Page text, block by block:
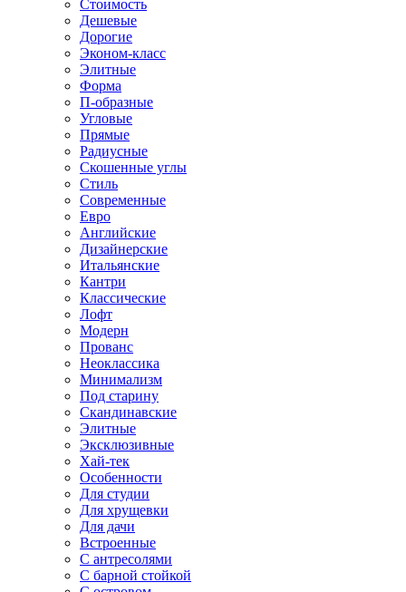
Стоимость
Дешевые
Дорогие
Эконом-класс
Элитные
Форма
П-образные
Угловые
Прямые
Радиусные
Скошенные углы
Стиль
Современные
Евро
Английские
Дизайнерские
Итальянские
Кантри
Классические
Лофт
Модерн
Прованс
Неоклассика
Минимализм
Под старину
Скандинавские
Элитные
Эксклюзивные
Хай-тек
Особенности
Для студии
Для хрущевки
Для дачи
Встроенные
С антресолями
С барной стойкой